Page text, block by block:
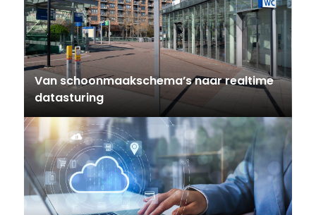
Van schoonmaakschema’s naar realtime
datasturing